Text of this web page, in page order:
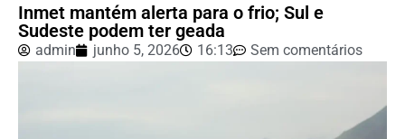
Inmet mantém alerta para o frio; Sul e
Sudeste podem ter geada
admin junho 5, 2026 16:13 Sem comentários